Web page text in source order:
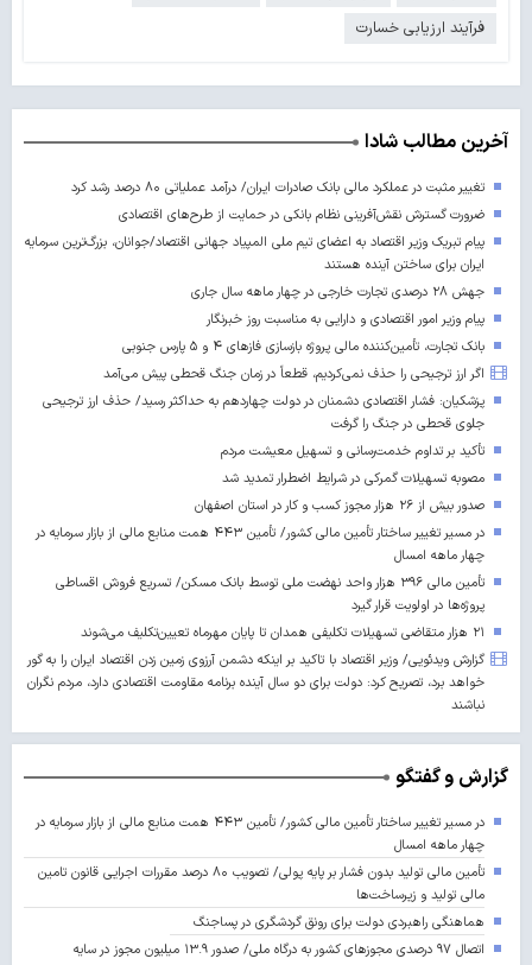
فرآیند ارزیابی خسارت
آخرین مطالب شادا
تغییر مثبت در عملکرد مالی بانک صادرات ایران/ درآمد عملیاتی ۸۰ درصد رشد کرد
ضرورت گسترش نقش‌آفرینی نظام بانکی در حمایت از طرح‌های اقتصادی
پیام تبریک وزیر اقتصاد به اعضای تیم ملی المپیاد جهانی اقتصاد/جوانان، بزرگ‌ترین سرمایه
ایران برای ساختن آینده‌ هستند
جهش ۲۸ درصدی تجارت خارجی در چهار ماهه سال جاری
پیام وزیر امور اقتصادی و دارایی به مناسبت روز خبرنگار
بانک تجارت، تأمین‌کننده مالی پروژه بازسازی فازهای ۴ و ۵ پارس جنوبی
اگر ارز ترجیحی را حذف نمی‌کردیم، قطعاً در زمان جنگ قحطی پیش می‌آمد
پزشکیان: فشار اقتصادی دشمنان در دولت چهاردهم به حداکثر رسید/ حذف ارز ترجیحی
جلوی قحطی در جنگ را گرفت
تأکید بر تداوم خدمت‌رسانی و تسهیل معیشت مردم
مصوبه تسهیلات گمرکی در شرایط اضطرار تمدید شد
صدور بیش از ۲۶ هزار مجوز کسب‌ و کار در استان اصفهان
در مسیر تغییر ساختار تأمین مالی کشور/ تأمین ۴۴۳ همت منابع مالی از بازار سرمایه در
چهار ماهه امسال
تأمین مالی ۳۹۶ هزار واحد نهضت ملی توسط بانک مسکن/ تسریع فروش اقساطی
پروژه‌ها در اولویت قرار گیرد
۲۱ هزار متقاضی تسهیلات تکلیفی همدان تا پایان مهرماه تعیین‌تکلیف می‌شوند
گزارش ویدئویی/ وزیر اقتصاد با تاکید بر اینکه دشمن آرزوی زمین زدن اقتصاد ایران را به گور
خواهد برد، تصریح کرد: دولت برای دو سال آینده برنامه مقاومت اقتصادی دارد، مردم نگران
نباشند
گزارش و گفتگو
در مسیر تغییر ساختار تأمین مالی کشور/ تأمین ۴۴۳ همت منابع مالی از بازار سرمایه در
چهار ماهه امسال
تأمین مالی تولید بدون فشار بر پایه پولی/ تصویب ۸۰ درصد مقررات اجرایی قانون تامین
مالی تولید و زیرساخت‌ها
هماهنگی راهبردی دولت برای رونق گردشگری در پساجنگ
اتصال ۹۷ درصدی مجوزهای کشور به درگاه ملی/ صدور ۱۳.۹ میلیون مجوز در سایه